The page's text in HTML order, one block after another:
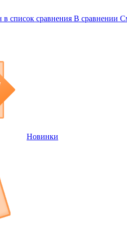
в список сравнения В сравнении
Новинки